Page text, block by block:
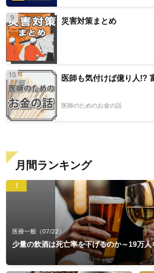
9 災害対策まとめ
10 医師も気付けば億り人!?
医師のためのお金の話
月間ランキング
1
医療一般 （07/22）
少量の飲酒は死亡率を下げるのか～19万人